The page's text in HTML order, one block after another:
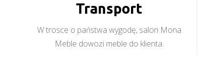
Transport
W trosce o państwa wygodę, salon Mona
Meble dowozi meble do klienta.